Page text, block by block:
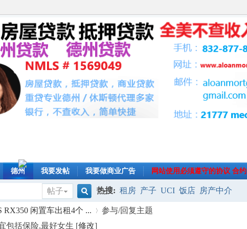
德州 我要发帖 我要做商业广告 网站使用必须遵守的协议 合约
帖子
热搜: 租房 产子 UCI 饭店 房产中介
RX350 闲置车出租4个 ...
参与/回复主题
包括保险,最好女生 [修改]